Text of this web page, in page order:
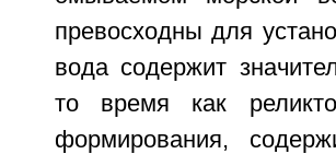
превосходны для
вода содержит
то время как
формирования,